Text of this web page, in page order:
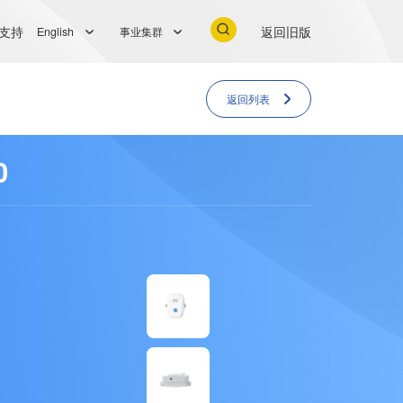
持 English 事业集群 返回旧版
返回列表